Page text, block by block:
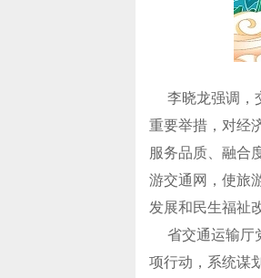
李晓龙强调，
重要举措，对经
服务品质、融合
游交通网，使旅
发展和民生福祉
省交通运输厅
项行动，系统谋